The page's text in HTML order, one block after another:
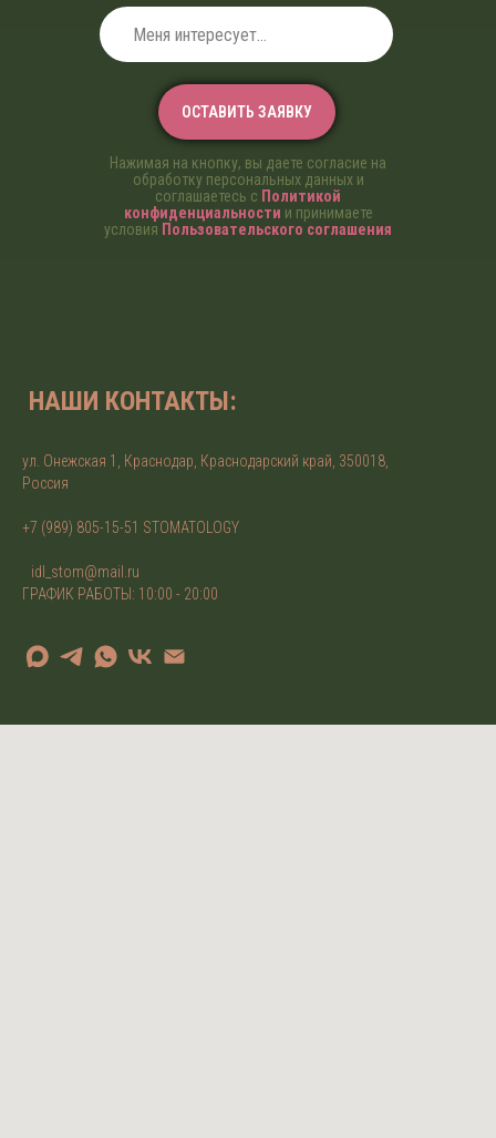
Нажимая на кнопку, вы даете согласие на
обработку персональных данных и
соглашаетесь c Политикой
конфиденциальности и принимаете
условия Пользовательского соглашения
ОСТАВИТЬ ЗАЯВКУ
НАШИ КОНТАКТЫ:
ул. Онежская 1, Краснодар, Краснодарский край, 350018,
Россия
+7 (989) 805-15-51 STOMATOLOGY
idl_stom@mail.ru
ГРАФИК РАБОТЫ: 10:00 - 20:00